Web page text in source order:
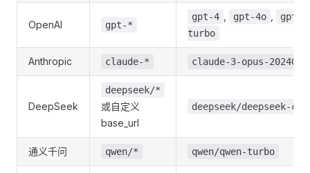
OpenAI gpt-*
gpt-4 gpt-4o
gpt-
turbo
Anthropic claude-* claude-3-opus-
DeepSeek
deepseek/*
或自定义
base_url
deepseek/deepseek-
通义千问 qwen/* qwen/qwen-turbo